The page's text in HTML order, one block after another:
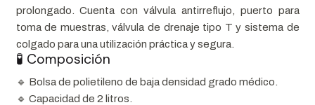
prolongado. Cuenta con válvula antirreflujo, puerto para
toma de muestras, válvula de drenaje tipo T y sistema de
colgado para una utilización práctica y segura.
🧪 Composición
🔹 Bolsa de polietileno de baja densidad grado médico.
🔹 Capacidad de 2 litros.